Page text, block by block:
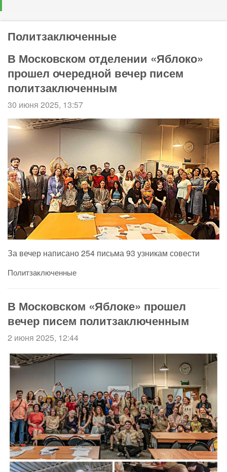
Политзаключенные
В Московском отделении «Яблоко»
прошел очередной вечер писем
политзаключенным
30 июня 2025, 13:57
За вечер написано 254 письма 93 узникам совести
Политзаключенные
В Московском «Яблоке» прошел
вечер писем политзаключенным
2 июня 2025, 12:44